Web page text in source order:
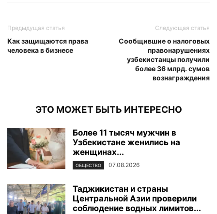
Предыдущая статья
Как защищаются права
человека в бизнесе
Следующая статья
Сообщившие о налоговых
правонарушениях
узбекистанцы получили
более 36 млрд. сумов
вознаграждения
ЭТО МОЖЕТ БЫТЬ ИНТЕРЕСНО
Более 11 тысяч мужчин в
Узбекистане женились на
женщинах...
ОБЩЕСТВО 07.08.2026
Таджикистан и страны
Центральной Азии проверили
соблюдение водных лимитов...